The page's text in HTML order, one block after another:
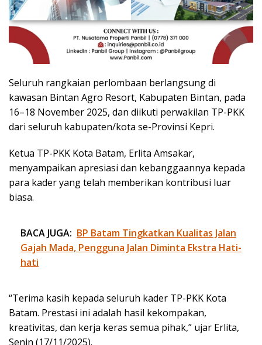
Seluruh rangkaian perlombaan berlangsung di
kawasan Bintan Agro Resort, Kabupaten Bintan, pada
16–18 November 2025, dan diikuti perwakilan TP-PKK
dari seluruh kabupaten/kota se-Provinsi Kepri.
Ketua TP-PKK Kota Batam, Erlita Amsakar,
menyampaikan apresiasi dan kebanggaannya kepada
para kader yang telah memberikan kontribusi luar
biasa.
BACA JUGA: BP Batam Tingkatkan Kualitas Jalan
Gajah Mada, Pengguna Jalan Diminta Ekstra Hati-
hati
“Terima kasih kepada seluruh kader TP-PKK Kota
Batam. Prestasi ini adalah hasil kekompakan,
kreativitas, dan kerja keras semua pihak,” ujar Erlita,
Senin (17/11/2025).